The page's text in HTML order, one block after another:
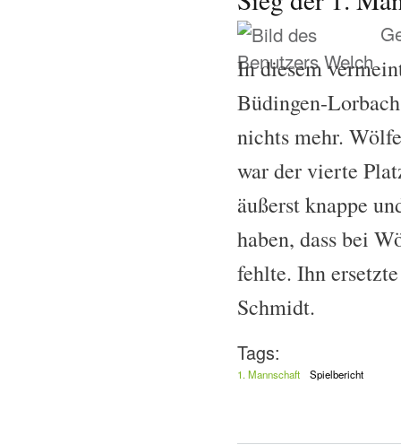
In diesem
Büdingen-
nichts mehr.
war der vierte
äußerst knappe
haben, dass bei
fehlte. Ihn
Schmidt.
Tags:
1. Mannschaft Spielbericht